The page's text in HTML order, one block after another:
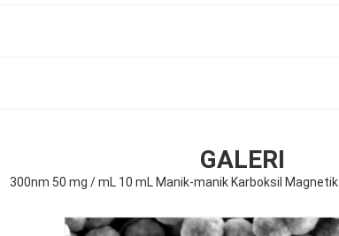
GALERI
300nm 50 mg / mL 10 mL Manik-manik Karboksil